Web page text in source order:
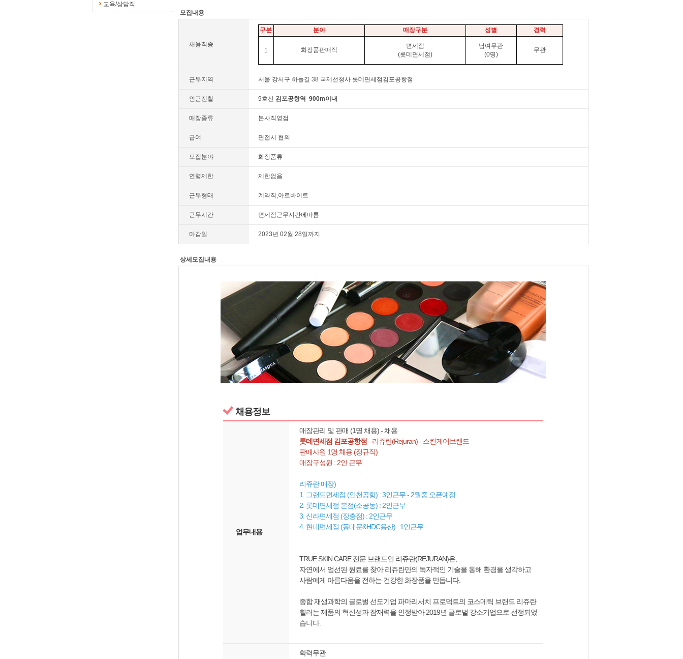
교육/상담직
모집내용
채용직종
구분 분야 매장구분 성별 경력
1 화장품판매직
면세점
(롯데면세점)
남여무관
(0명)
무관
근무지역 서울 강서구 하늘길 38 국제선청사 롯데면세점김포공항점
인근전철 9호선 김포공항역 900m이내
매장종류 본사직영점
급여 면접시 협의
모집분야 화장품류
연령제한 제한없음
근무형태 계약직,아르바이트
근무시간 면세점근무시간에따름
마감일 2023년 02월 28일까지
상세모집내용
채용정보
업무내용
매장관리 및 판매 (1명 채용) - 채용
롯데면세점 김포공항점 - 리쥬란(Rejuran) - 스킨케어브랜드
판매사원 1명 채용 (정규직)
매장구성원 : 2인 근무
리쥬란 매장)
1. 그랜드면세점 (인천공항) : 3인근무 - 2월중 오픈예정
2. 롯데면세점 본점(소공동) : 2인근무
3. 신라면세점 (장충점) : 2인근무
4. 현대면세점 (동대문&HDC용산) : 1인근무
TRUE SKIN CARE 전문 브랜드인 리쥬란(REJURAN)은,
자연에서 엄선된 원료를 찾아 리쥬란만의 독자적인 기술을 통해 환경을 생각하고
사람에게 아름다움을 전하는 건강한 화장품을 만듭니다.
종합 재생과학의 글로벌 선도기업 파마리서치 프로덕트의 코스메틱 브랜드 리쥬란
힐러는 제품의 혁신성과 잠재력을 인정받아 2019년 글로벌 강소기업으로 선정되었
습니다.
학력무관